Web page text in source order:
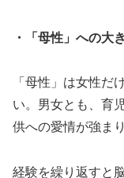
・「母性」への大
「母性」は女性だ
い。男女とも、育
供への愛情が強ま
経験を繰り返すと